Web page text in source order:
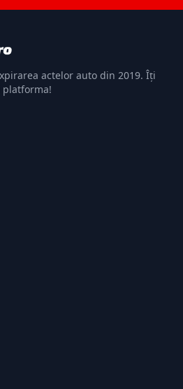
actelor auto din 2019. Îți
platforma!